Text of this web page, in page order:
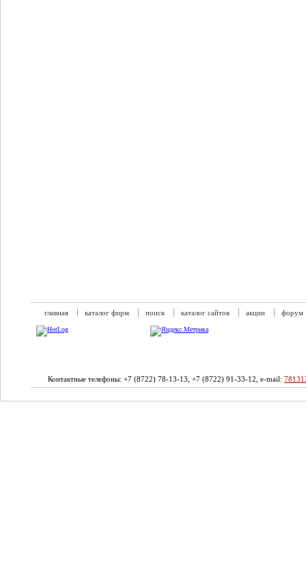
главная каталог фирм поиск каталог сайтов акции форум
Контактные телефоны: +7 (8722) 78-13-13, +7 (8722) 91-33-12, e-mail: